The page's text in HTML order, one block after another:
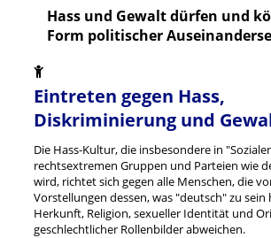
Hass und Gewalt dürfen und
Form politischer
Eintreten gegen Hass,
Diskriminierung und
Die Hass-Kultur, die insbesondere in
rechtsextremen Gruppen und Parteien wie
wird, richtet sich gegen alle Menschen, die
Vorstellungen dessen, was "deutsch" zu sein
Herkunft, Religion, sexueller Identität und
geschlechtlicher Rollenbilder abweichen.